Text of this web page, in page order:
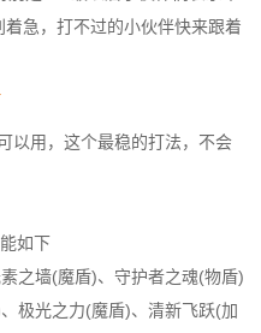
急，打不过的小伙伴快来跟着
以用，这个最稳的打法，不会
如下
之墙(魔盾)、守护者之魂(物盾)
极光之力(魔盾)、清新飞跃(加